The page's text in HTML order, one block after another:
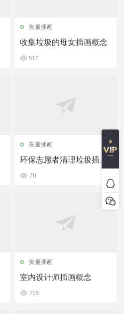
矢量插画
收集垃圾的母女插画概念
517
矢量插画
环保志愿者清理垃圾插画
711
矢量插画
室内设计师插画概念
755